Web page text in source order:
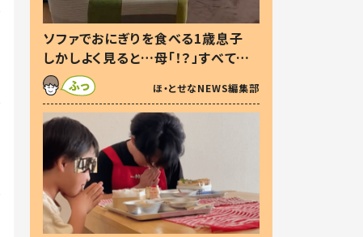
ソファでおにぎりを食べる1歳息子
しかしよく見ると…母「！？」すべてを
察した母の投稿に「可愛いから許
す！」「現行犯〜」
ほ・とせなNEWS編集部